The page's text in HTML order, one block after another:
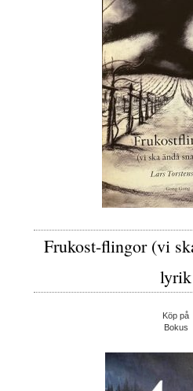
Frukost-flingor (vi
lyrik
Köp på
Bokus